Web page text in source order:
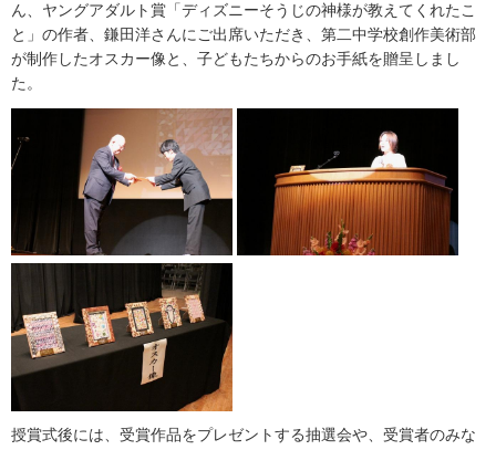
ん、ヤングアダルト賞「ディズニーそうじの神様が教えてくれたこ
と」の作者、鎌田洋さんにご出席いただき、第二中学校創作美術部
が制作したオスカー像と、子どもたちからのお手紙を贈呈しまし
た。
授賞式後には、受賞作品をプレゼントする抽選会や、受賞者のみな